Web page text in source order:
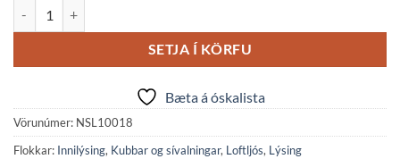
SETJA Í KÖRFU
Bæta á óskalista
Vörunúmer: NSL10018
Flokkar: Innilýsing, Kubbar og sívalningar, Loftljós, Lýsing